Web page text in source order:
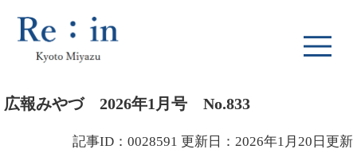
で
ば
文
広報みやづ 2026年1月号 No.833
記事ID：0028591 更新日：2026年1月20日更新